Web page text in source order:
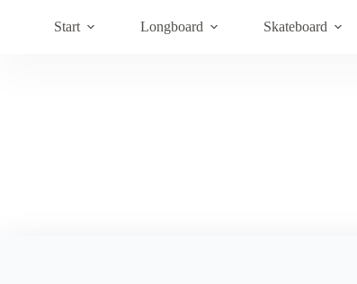
Start Longboard Skateboard